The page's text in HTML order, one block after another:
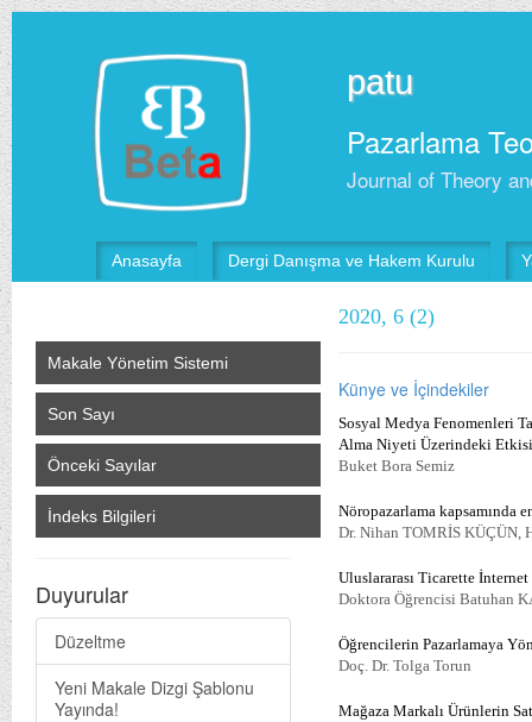
patu
Pazarlama
Journal of Theory
Anasayfa Dergi Danışma ve Hakem Kurulu
Makale Yönetim Sistemi
Son Sayı
Önceki Sayılar
İndeks Bilgileri
Duyurular
Düzeltme
Yeni Makale Dizgi Şablonu
Yayında!
2020, 6 (2)
Künye ve İçindekiler
Sosyal Medya Fenomenleri
Alma Niyeti Üzerindeki Etkisi
Buket Bora Semiz
Nöropazarlama kapsamında
Dr. Nihan TOMRİS KÜÇÜN,
Uluslararası Ticarette
Doktora Öğrencisi Batuhan
Öğrencilerin Pazarlamaya
Doç. Dr. Tolga Torun
Mağaza Markalı Ürünlerin